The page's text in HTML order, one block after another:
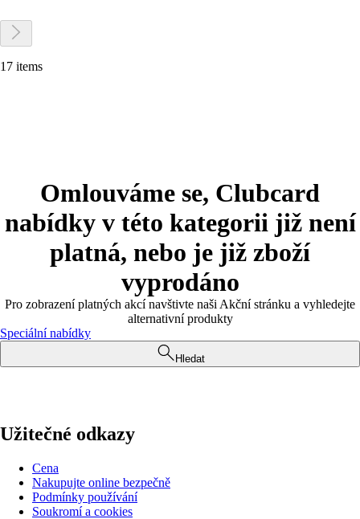
17 items
Omlouváme se, Clubcard
nabídky v této kategorii již není
platná, nebo je již zboží
vyprodáno
Pro zobrazení platných akcí navštivte naši Akční stránku a vyhledejte
alternativní produkty
Speciální nabídky
Hledat
Užitečné odkazy
Cena
Nakupujte online bezpečně
Podmínky používání
Soukromí a cookies